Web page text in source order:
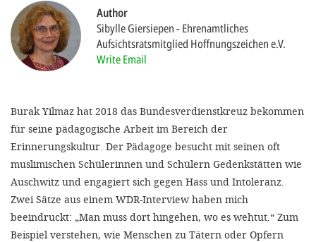
Author
Sibylle Giersiepen Ehrenamtliches
Aufsichtsratsmitglied Hoffnungszeichen e.V.
Write Email
Burak Yilmaz hat 2018 das Bundesverdienstkreuz bekommen
für seine pädagogische Arbeit im Bereich der
Erinnerungskultur. Der Pädagoge besucht mit seinen oft
muslimischen Schülerinnen und Schülern Gedenkstätten wie
Auschwitz und engagiert sich gegen Hass und Intoleranz.
Zwei Sätze aus einem WDR-Interview haben mich
beeindruckt: „Man muss dort hingehen, wo es wehtut.“ Zum
Beispiel verstehen, wie Menschen zu Tätern oder Opfern
DECLINE